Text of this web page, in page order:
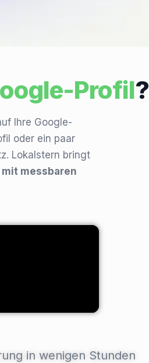
Profil?
Ihre Google-
oder ein paar
Lokalstern bringt
messbaren
in wenigen Stunden